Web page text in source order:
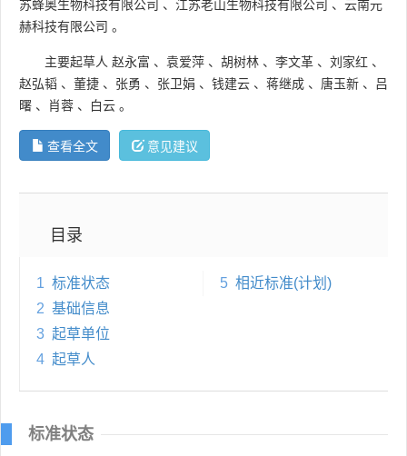
苏蜂奥生物科技有限公司 、 江苏老山生物科技有限公司 、 云南元
赫科技有限公司 。
主要起草人 赵永富 、 袁爱萍 、 胡树林 、 李文革 、 刘家红 、
赵弘韬 、 董捷 、 张勇 、 张卫娟 、 钱建云 、 蒋继成 、 唐玉新 、 吕
曙 、 肖蓉 、 白云 。
查看全文 意见建议
目录
1 标准状态
2 基础信息
3 起草单位
4 起草人
5 相近标准(计划)
标准状态